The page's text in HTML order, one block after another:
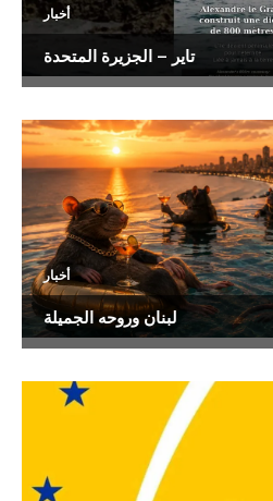
أخبار
تاير – الجزيرة المتحدة
أخبار
لبنان وروحه الجميلة